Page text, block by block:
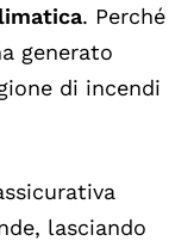
. Perché
generato
di incendi
lasciando